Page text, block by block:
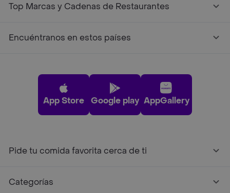
Top Marcas y Cadenas de Restaurantes
Encuéntranos en estos países
App Store Google play AppGallery
Pide tu comida favorita cerca de ti
Categorías